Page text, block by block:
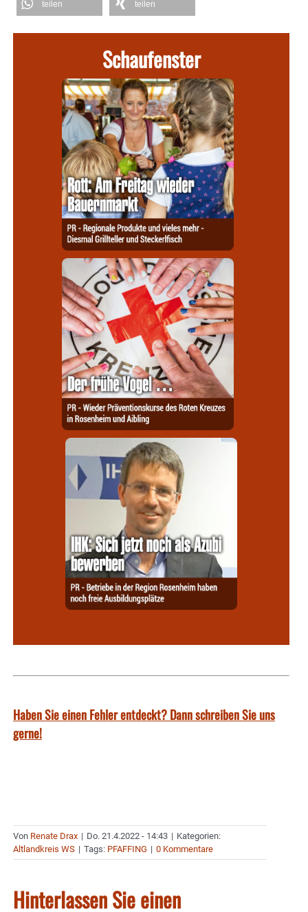
teilen teilen
Schaufenster
Haben Sie einen Fehler entdeckt? Dann schreiben Sie uns
gerne!
Von Renate Drax | Do. 21.4.2022 - 14:43 | Kategorien:
Altlandkreis WS | Tags: PFAFFING | 0 Kommentare
Hinterlassen Sie einen